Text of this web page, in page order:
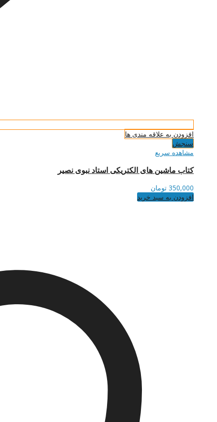
افزودن به علاقه مندی ها
سنجش
مشاهده سریع
کتاب ماشین های الکتریکی استاد نبوی نصیر
350,000 تومان
افزودن به سبد خرید